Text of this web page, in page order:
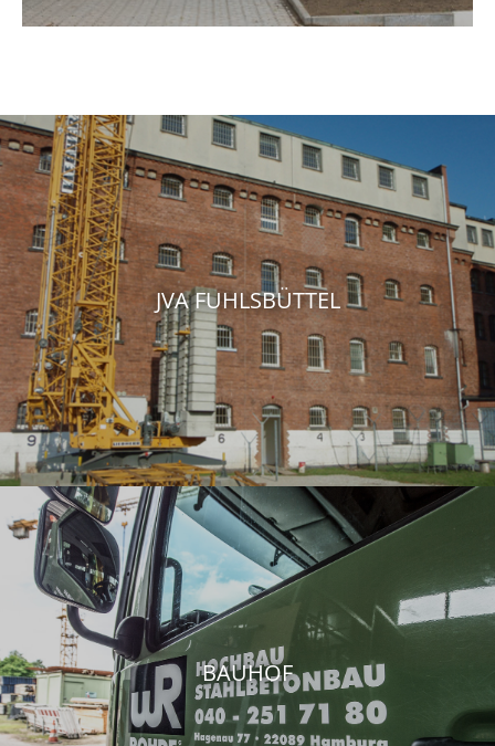
JVA FUHLSBÜTTEL
BAUHOF